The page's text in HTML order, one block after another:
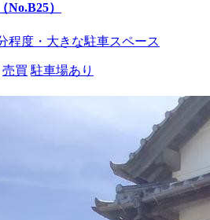
）
程度・大きな駐車スペース
売買 駐車場あり